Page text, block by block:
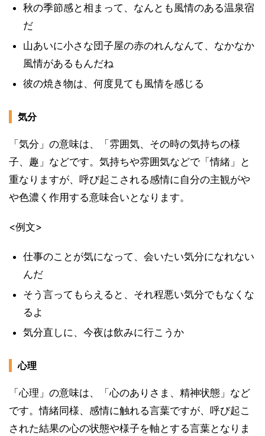
秋の季節感と相まって、なんとも風情のある温泉宿
だ
山あいに小さな団子屋の赤のれんなんて、なかなか
風情があるもんだね
彼の焼き物は、何度見ても風情を感じる
気分
「気分」の意味は、「雰囲気、その時の気持ちの様
子、趣」などです。気持ちや雰囲気などで「情緒」と
重なりますが、呼び起こされる感情に自分の主観がや
や色濃く作用する意味合いとなります。
<例文>
仕事のことが気になって、会いたい気分になれない
んだ
そう言ってもらえると、それ程悪い気分でもなくな
るよ
気分直しに、今夜は飲みに行こうか
心理
「心理」の意味は、「心のありさま、精神状態」など
です。情緒同様、感情に触れる言葉ですが、呼び起こ
された結果の心の状態や様子を軸とする言葉となりま